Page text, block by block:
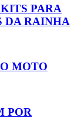
PARA
DA RAINHA
MOTO
POR